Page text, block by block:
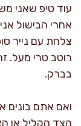
עוד טיפ שאני
אחרי הבישול
צלחת עם נייר
רוטב טרי מעל.
בברק.
ואם אתם בונים
הצד הקליל או